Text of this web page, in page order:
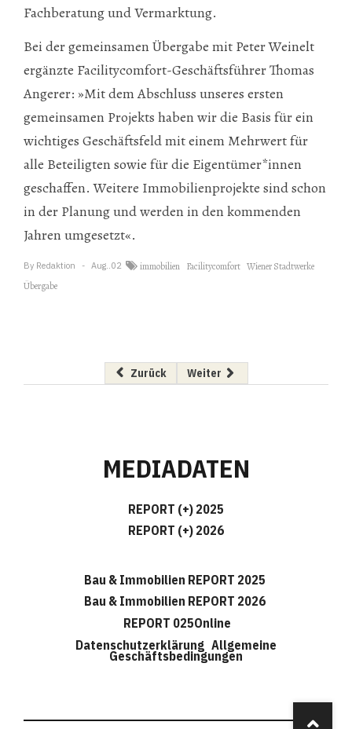
Fachberatung und Vermarktung.
Bei der gemeinsamen Übergabe mit Peter Weinelt
ergänzte Facilitycomfort-Geschäftsführer Thomas
Angerer: »Mit dem Abschluss unseres ersten
gemeinsamen Projekts haben wir die Basis für ein
wichtiges Geschäftsfeld mit einem Mehrwert für
alle Beteiligten sowie für die Eigentümer*innen
geschaffen. Weitere Immobilienprojekte sind schon
in der Planung und werden in den kommenden
Jahren umgesetzt«.
By Redaktion Aug..02 immobilien Facilitycomfort Wiener Stadtwerke
Übergabe
Vorheriger Beitrag: WAG-Gruppe
Zurück Nächster Beitrag: IFM erneut
Weiter
MEDIADATEN
REPORT (+) 2025
REPORT (+) 2026
Bau & Immobilien REPORT 2025
Bau & Immobilien REPORT 2026
REPORT 025Online
Datenschutzerklärung Allgemeine
Geschäftsbedingungen